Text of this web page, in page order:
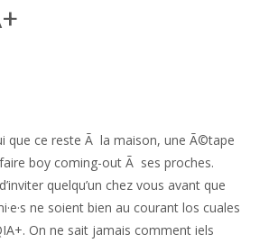
que ce reste Ã la maison, une Ã©tape
boy coming-out Ã ses proches.
quelqu’un chez vous avant que
ne soient bien au courant los cuales
On ne sait jamais comment iels